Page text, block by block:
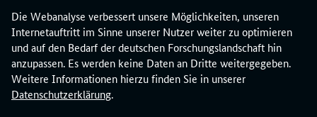
Die Webanalyse verbessert unsere Möglichkeiten, unseren
Internetauftritt im Sinne unserer Nutzer weiter zu optimieren
und auf den Bedarf der deutschen Forschungslandschaft hin
anzupassen. Es werden keine Daten an Dritte weitergegeben.
Weitere Informationen hierzu finden Sie in unserer
Datenschutzerklärung.
K
o
s
t
e
n